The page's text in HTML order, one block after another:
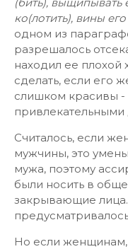
ко(лотить), вины
одном из
разрешалось
находил ее плохой
сделать, если его
слишком красивы -
Считалось, если
мужчины, это
мужа, поэтому
были носить в
закрывающие лица.
Но если